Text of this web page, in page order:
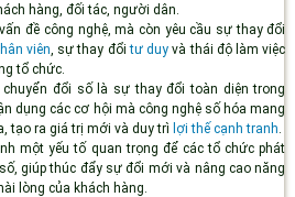
hàng, đối tác, người dân.
đề công nghệ, mà còn yêu cầu sự thay đổi
viên , sự thay đổitư duy và thái độ làm việc
tổ chức.
đổi số là sự thay đổi toàn diện trong
dụng các cơ hội mà công nghệ số hóa mang
tạo ra giá trị mới và duy trì lợi thế cạnh tranh
một yếu tố quan trọng để các tổ chức phát
giúp thúc đẩy sự đổi mới và nâng cao năng
lòng của khách hàng.